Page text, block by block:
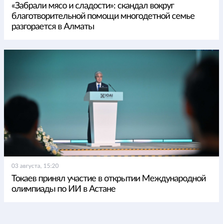
«Забрали мясо и сладости»: скандал вокруг
благотворительной помощи многодетной семье
разгорается в Алматы
03 августа, 15:20
Токаев принял участие в открытии Международной
олимпиады по ИИ в Астане